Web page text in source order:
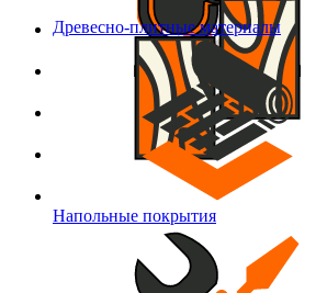
Древесно-плитные материалы
Напольные покрытия